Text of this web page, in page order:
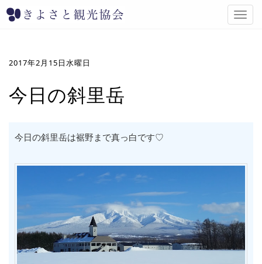
T
o
i
2017年2月15日水曜日
今日の斜里岳
今日の斜里岳は裾野まで真っ白です♡